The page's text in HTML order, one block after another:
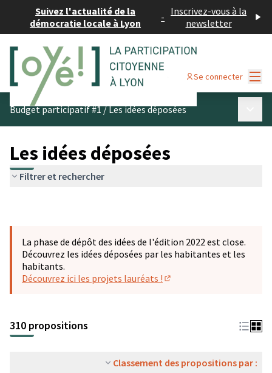
Suivez l'actualité de la
démocratie locale à Lyon
- Inscrivez-vous à la
newsletter
Se connecter
Budget participatif #1/Les idées déposées
Les idées déposées
Filtrer et rechercher
La phase de dépôt des idées de l'édition 2022 est close.
Découvrez les idées déposées par les habitantes et les
habitants.
Découvrez ici les projets lauréats !
310 propositions
Classement des propositions par :